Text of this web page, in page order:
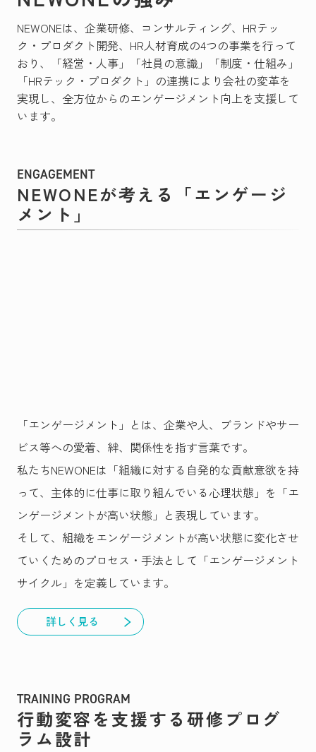
NEWONEは、企業研修、コンサルティング、HRテッ
ク・プロダクト開発、HR人材育成の4つの事業を行って
おり、「経営・人事」「社員の意識」「制度・仕組み」
「HRテック・プロダクト」の連携により会社の変革を
実現し、全方位からのエンゲージメント向上を支援して
います。
ENGAGEMENT
NEWONEが考える「エンゲージ
メント」
「エンゲージメント」とは、企業や人、ブランドやサー
ビス等への愛着、絆、関係性を指す言葉です。
私たちNEWONEは「組織に対する自発的な貢献意欲を持
って、主体的に仕事に取り組んでいる心理状態」を「エ
ンゲージメントが高い状態」と表現しています。
そして、組織をエンゲージメントが高い状態に変化させ
ていくためのプロセス・手法として「エンゲージメント
サイクル」を定義しています。
詳しく見る
TRAINING PROGRAM
行動変容を支援する研修プログ
ラム設計